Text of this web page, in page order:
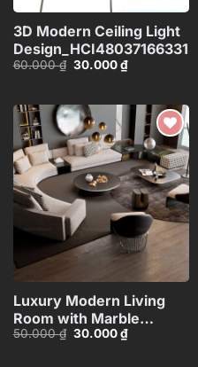
3D Modern Ceiling Light
Design_HCI4803716633133
60.000₫ Giá
30.000₫Giá
hiện
30.000 ₫.
Add to
wishlist
Luxury Modern Living
Room with Marble
Coffee Table and Black
50.000₫ Giá
30.000₫Giá
hiện